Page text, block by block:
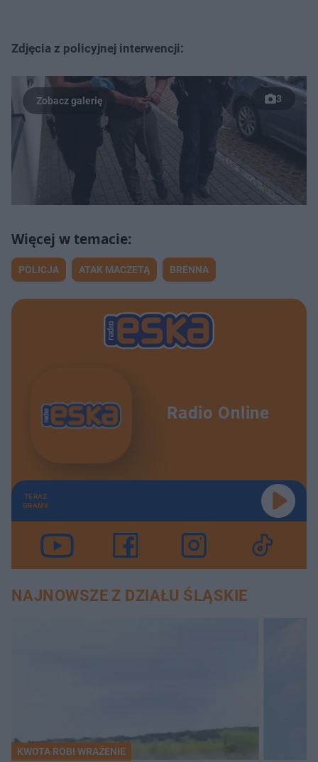
Zdjęcia z policyjnej interwencji:
3
POLICJA ATAK MACZETĄ BRENNA
Radio Online
TERAZ
GRAMY
NAJNOWSZE Z DZIAŁU ŚLĄSKIE
KWOTA ROBI WRAŻENIE